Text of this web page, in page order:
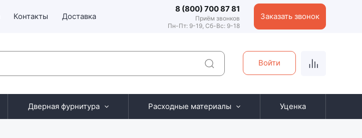
Контакты Доставка
8 (800) 700 87 81
Приём звонков
Пн-Пт: 9-19, Сб-Вс: 9-18
Заказать звонок
Войти
Дверная фурнитура Расходные материалы Уценка